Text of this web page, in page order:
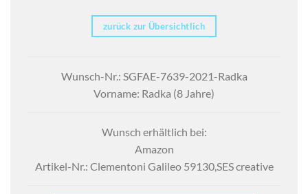
zurück zur Übersichtlich
Wunsch-Nr.: SGFAE-7639-2021-Radka
Vorname: Radka (8 Jahre)
Wunsch erhältlich bei:
Amazon
Artikel-Nr.: Clementoni Galileo 59130,SES creative